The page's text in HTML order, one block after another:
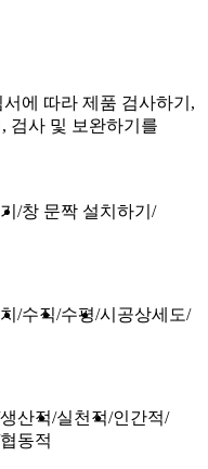
에 따라 제품 검사하기,
검사 및 보완하기를
창 문짝 설치하기
수직 수평 시공상세도
생산적 실천적 인간적
협동적